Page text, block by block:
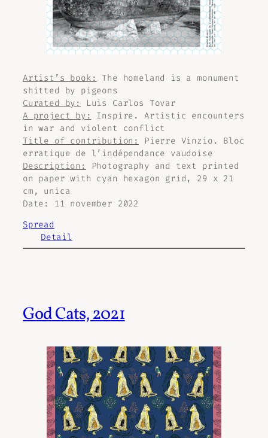
Artist’s book: The homeland is a monument
shitted by pigeons
Curated by:
Luis Carlos Tovar
A project by:
Inspire. Artistic encounters
in war and violent conflict
Title of contribution:
Pierre Vinzio. Bloc
erratique de l’indépendance vaudoise
Description:
Photography and text printed
on paper with cyan hexagon grid, 29 x 21
cm, unica
Date: 11 november 2022
Spread
Detail
God Cats, 2021